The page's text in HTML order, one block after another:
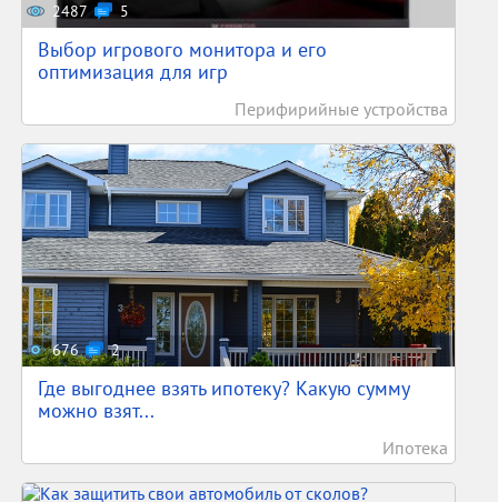
2487 5
Выбор игрового монитора и его
оптимизация для игр
Перифирийные устройства
676 2
Где выгоднее взять ипотеку? Какую сумму
можно взят...
Ипотека